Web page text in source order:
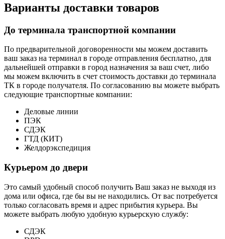
Варианты доставки товаров
До терминала транспортной компании
По предварительной договоренности мы можем доставить
ваш заказ на терминал в городе отправления бесплатно, для
дальнейшей отправки в город назначения за ваш счет, либо
мы можем включить в счет стоимость доставки до терминала
ТК в городе получателя. По согласованию вы можете выбрать
следующие транспортные компании:
Деловые линии
ПЭК
СДЭК
ГТД (КИТ)
Желдорэкспедиция
Курьером до двери
Это самый удобный способ получить Ваш заказ не выходя из
дома или офиса, где бы вы не находились. От вас потребуется
только согласовать время и адрес прибытия курьера. Вы
можете выбрать любую удобную курьерскую службу:
СДЭК